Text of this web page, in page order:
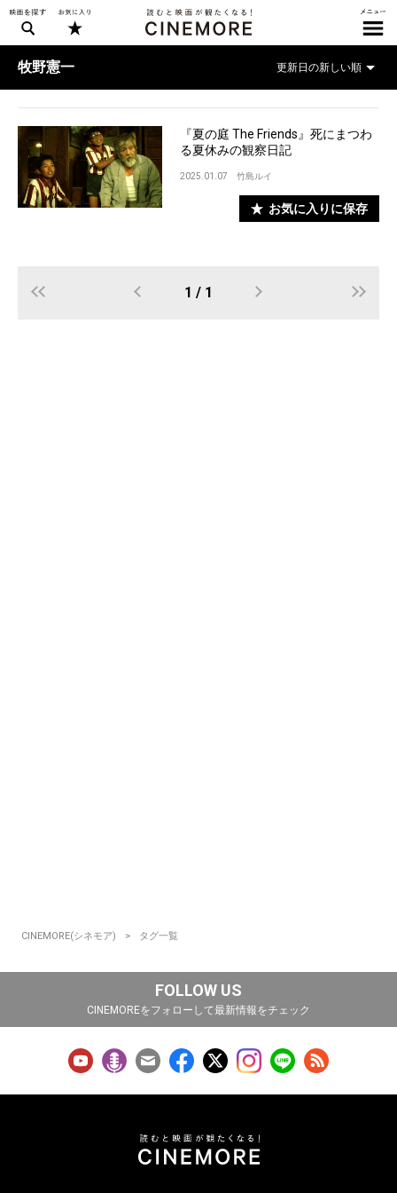
牧野憲一
『夏の庭 The Friends』死にまつわ
る夏休みの観察日記
2025.01.07 竹島ルイ
お気に入りに保存
1 / 1
CINEMORE(シネモア) タグ一覧
FOLLOW US
CINEMOREをフォローして最新情報をチェック